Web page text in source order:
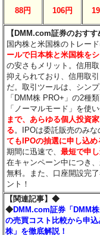
88円 106円
【DMM.com証券のおすす
国内株と米国株のトレー
ールで日本株と米国株を
の安さもメリット。信用
抑えられており、信用取
だ。取引ツールは、シン
「DMM株 PRO+」の2種
「ノーマルモード」を使
まで、あらゆる個人投資
る 。IPOは委託販売のみな
てもIPOの抽選に申し込め
期間に迅速で、最短で申
在キャンペーン中につき
無料。また、口座開設完
ント！
【関連記事】◆
◆DMM.com証券「DMM
の売買コスト比較から申
株」を徹底解説！